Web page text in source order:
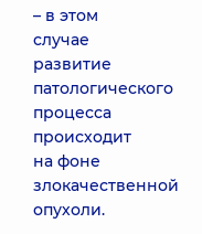
– в этом
случае
развитие
патологического
процесса
происходит
на фоне
злокачественной
опухоли.